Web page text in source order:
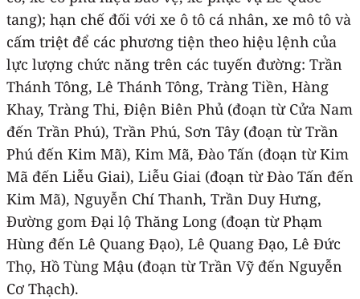
tang); hạn chế đối với xe ô tô cá nhân, xe mô tô và
cấm triệt để các phương tiện theo hiệu lệnh của
lực lượng chức năng trên các tuyến đường: Trần
Thánh Tông, Lê Thánh Tông, Tràng Tiền, Hàng
Khay, Tràng Thi, Điện Biên Phủ (đoạn từ Cửa Nam
đến Trần Phú), Trần Phú, Sơn Tây (đoạn từ Trần
Phú đến Kim Mã), Kim Mã, Đào Tấn (đoạn từ Kim
Mã đến Liễu Giai), Liễu Giai (đoạn từ Đào Tấn đến
Kim Mã), Nguyễn Chí Thanh, Trần Duy Hưng,
Đường gom Đại lộ Thăng Long (đoạn từ Phạm
Hùng đến Lê Quang Đạo), Lê Quang Đạo, Lê Đức
Thọ, Hồ Tùng Mậu (đoạn từ Trần Vỹ đến Nguyễn
Cơ Thạch).